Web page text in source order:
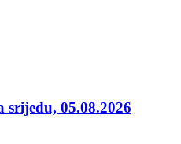
srijedu, 05.08.2026